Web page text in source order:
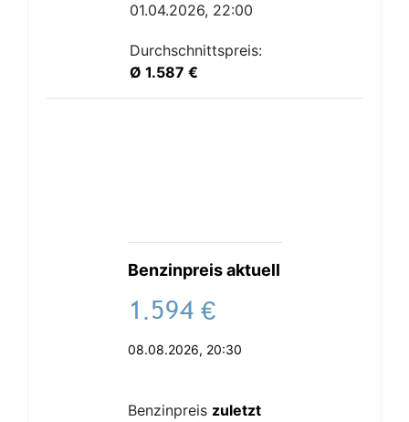
01.04.2026, 22:00
Durchschnittspreis:
Ø 1.587 €
Benzinpreis aktuell
. €
08.08.2026, 20:30
Benzinpreis zuletzt